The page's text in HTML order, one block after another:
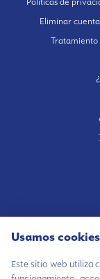
Políticas de
Eliminar
Tratamiento
Usamos cookies
Este sitio web utiliza